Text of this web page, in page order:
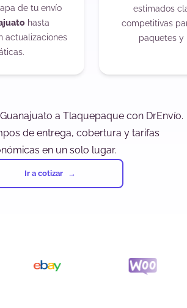
de tu envío
hasta
actualizaciones
estimados
competitivas
paquetes y
a Tlaquepaque con DrEnvío.
de entrega, cobertura y tarifas
en un solo lugar.
Ir a cotizar